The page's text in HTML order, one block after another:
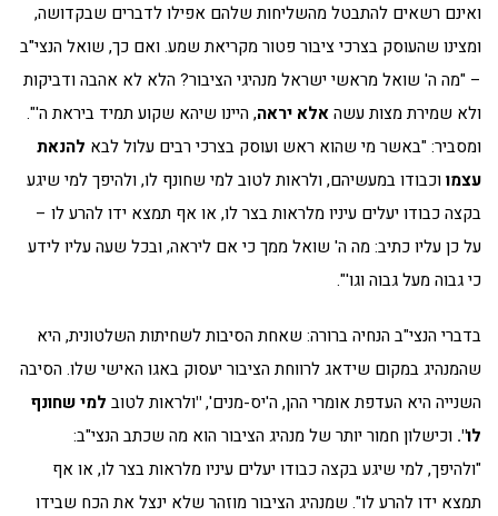
ואינם רשאים להתבטל מהשליחות שלהם אפילו לדברים שבקדושה,
ומצינו שהעוסק בצרכי ציבור פטור מקריאת שמע. ואם כך, שואל הנצי"ב
– "מה ה' שואל מראשי ישראל מנהיגי הציבור? הלא לא אהבה ודביקות
ולא שמירת מצות עשהאלא יראה, היינו שיהא שקוע תמיד ביראת ה'".
ומסביר: "באשר מי שהוא ראש ועוסק בצרכי רבים עלול לבא להנאת
עצמווכבודו במעשיהם, ולראות לטוב למי שחונף לו, ולהיפך למי שיגע
בקצה כבודו יעלים עיניו מלראות בצר לו, או אף תמצא ידו להרע לו –
על כן עליו כתיב: מה ה' שואל ממך כי אם ליראה, ובכל שעה עליו לידע
כי גבוה מעל גבוה וגו'".
בדברי הנצי"ב הנחיה ברורה: שאחת הסיבות לשחיתות השלטונית, היא
שהמנהיג במקום שידאג לרווחת הציבור יעסוק באגו האישי שלו. הסיבה
השנייה היא העדפת אומרי ההן, ה'יס-מנים',"ולראות לטוב למי שחונף
לו". וכישלון חמור יותר של מנהיג הציבור הוא מה שכתב הנצי"ב:
"ולהיפך, למי שיגע בקצה כבודו יעלים עיניו מלראות בצר לו, או אף
תמצא ידו להרע לו". שמנהיג הציבור מוזהר שלא ינצל את הכח שבידו